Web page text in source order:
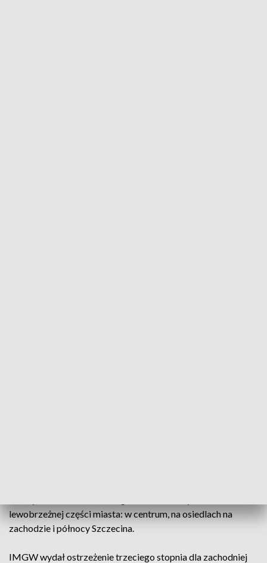
lewobrzeżnej części miasta: w centrum, na osiedlach na
zachodzie i północy Szczecina.
IMGW wydał ostrzeżenie trzeciego stopnia dla zachodniej